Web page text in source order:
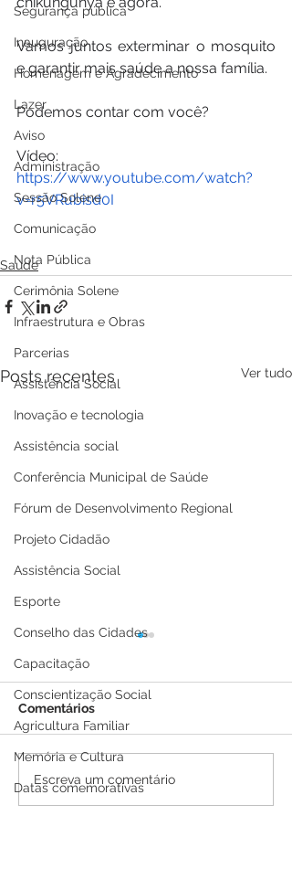
Segurança pública
Inauguração
Homenagem e Agradecimento
Lazer
Aviso
Administração
Sessão Solene
Comunicação
Nota Pública
Cerimônia Solene
Infraestrutura e Obras
Parcerias
Assistência Social
Inovação e tecnologia
Assistência social
Conferência Municipal de Saúde
Fórum de Desenvolvimento Regional
Projeto Cidadão
Assistência Social
Esporte
Conselho das Cidades
Capacitação
Conscientização Social
Agricultura Familiar
Memória e Cultura
Datas comemorativas
Vamos juntos exterminar o mosquito
e garantir mais saúde a nossa família.
Podemos contar com você?
https://www.youtube.com/watch?
v=r5VRubisd0I
Saúde
Posts recentes Ver tudo
Saúde em Ação chega à
Comunidade Palmeira
Comentários
Escreva um comentário